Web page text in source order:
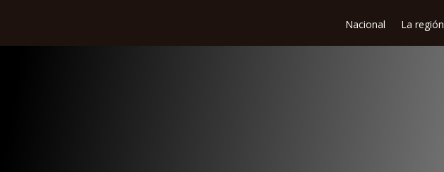
Nacional La región